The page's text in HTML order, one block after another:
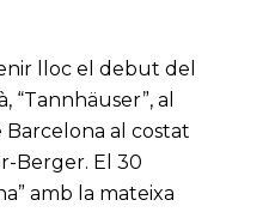
lloc el debut del
al
al costat
Berger. El 30
amb la mateixa